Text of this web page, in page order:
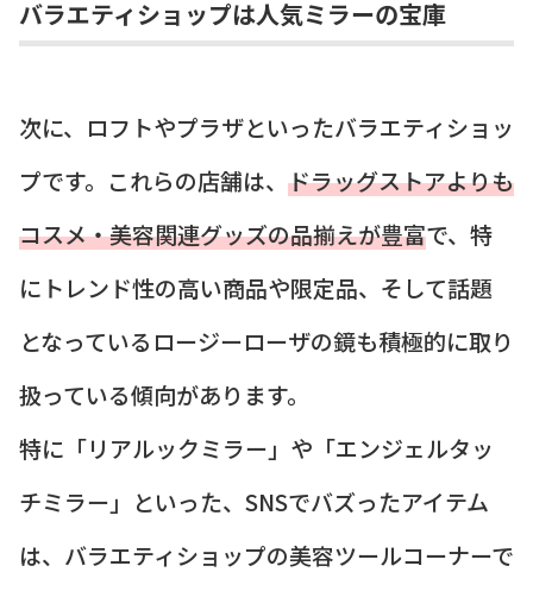
バラエティショップは人気ミラーの宝庫
次に、ロフトやプラザといったバラエティショッ
プです。これらの店舗は、 ドラッグストアよりも
コスメ・美容関連グッズの品揃えが豊富で、特
にトレンド性の高い商品や限定品、そして話題
となっているロージーローザの鏡も積極的に取り
扱っている傾向があります。
特に「リアルックミラー」や「エンジェルタッ
チミラー」といった、SNSでバズったアイテム
は、バラエティショップの美容ツールコーナーで